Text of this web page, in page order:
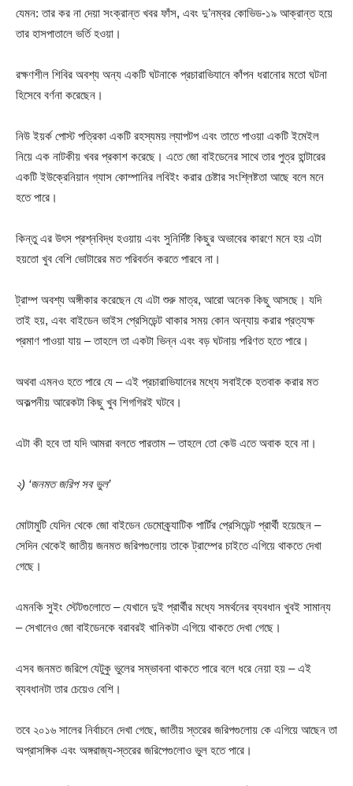
যেমন: তার কর না দেয়া সংক্রান্ত খবর ফাঁস, এবং দু’নম্বর কোভিড-১৯ আক্রান্ত হয়ে
তার হাসপাতালে ভর্তি হওয়া।
রক্ষণশীল শিবির অবশ্য অন্য একটি ঘটনাকে প্রচারাভিযানে কাঁপন ধরানোর মতো ঘটনা
হিসেবে বর্ণনা করেছেন।
নিউ ইয়র্ক পোস্ট পত্রিকা একটি রহস্যময় ল্যাপটপ এবং তাতে পাওয়া একটি ইমেইল
নিয়ে এক নাটকীয় খবর প্রকাশ করেছে। এতে জো বাইডেনের সাথে তার পুত্র হান্টারের
একটি ইউক্রেনিয়ান গ্যাস কোম্পানির লবিইং করার চেষ্টার সংশ্লিষ্টতা আছে বলে মনে
হতে পারে।
কিন্তু এর উৎস প্রশ্নবিদ্ধ হওয়ায় এবং সুনির্দিষ্ট কিছুর অভাবের কারণে মনে হয় এটা
হয়তো খুব বেশি ভোটারের মত পরিবর্তন করতে পারবে না।
ট্রাম্প অবশ্য অঙ্গীকার করেছেন যে এটা শুরু মাত্র, আরো অনেক কিছু আসছে। যদি
তাই হয়, এবং বাইডেন ভাইস প্রেসিডেন্ট থাকার সময় কোন অন্যায় করার প্রত্যক্ষ
প্রমাণ পাওয়া যায় – তাহলে তা একটা ভিন্ন এবং বড় ঘটনায় পরিণত হতে পারে।
অথবা এমনও হতে পারে যে – এই প্রচারাভিযানের মধ্যে সবাইকে হতবাক করার মত
অকল্পনীয় আরেকটা কিছু খুব শিগগিরই ঘটবে।
এটা কী হবে তা যদি আমরা বলতে পারতাম – তাহলে তো কেউ এতে অবাক হবে না।
২) ‘জনমত জরিপ সব ভুল’
মোটামুটি যেদিন থেকে জো বাইডেন ডেমোক্র্যাটিক পার্টির প্রেসিডেন্ট প্রার্থী হয়েছেন –
সেদিন থেকেই জাতীয় জনমত জরিপগুলোয় তাকে ট্রাম্পের চাইতে এগিয়ে থাকতে দেখা
গেছে।
এমনকি সুইং স্টেটগুলোতে – যেখানে দুই প্রার্থীর মধ্যে সমর্থনের ব্যবধান খুবই সামান্য
– সেখানেও জো বাইডেনকে বরাবরই খানিকটা এগিয়ে থাকতে দেখা গেছে।
এসব জনমত জরিপে যেটুকু ভুলের সম্ভাবনা থাকতে পারে বলে ধরে নেয়া হয় – এই
ব্যবধানটা তার চেয়েও বেশি।
তবে ২০১৬ সালের নির্বাচনে দেখা গেছে, জাতীয় স্তরের জরিপগুলোয় কে এগিয়ে আছেন তা
অপ্রাসঙ্গিক এবং অঙ্গরাজ্য-স্তরের জরিপেগুলোও ভুল হতে পারে।